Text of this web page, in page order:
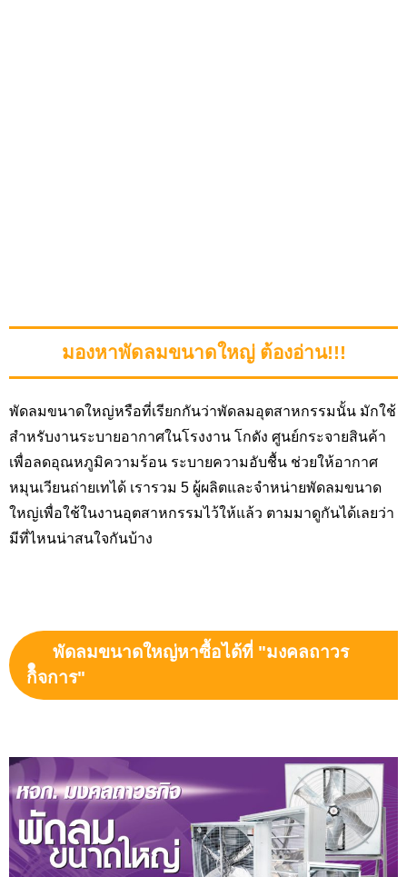
มองหาพัดลมขนาดใหญ่ ต้องอ่าน!!!
พัดลมขนาดใหญ่หรือที่เรียกกันว่าพัดลมอุตสาหกรรมนั้น มักใช้
สำหรับงานระบายอากาศในโรงงาน โกดัง ศูนย์กระจายสินค้า
เพื่อลดอุณหภูมิความร้อน ระบายความอับชื้น ช่วยให้อากาศ
หมุนเวียนถ่ายเทได้ เรารวม 5 ผู้ผลิตและจำหน่ายพัดลมขนาด
ใหญ่เพื่อใช้ในงานอุตสาหกรรมไว้ให้แล้ว ตามมาดูกันได้เลยว่า
มีที่ไหนน่าสนใจกันบ้าง
พัดลมขนาดใหญ่หาซื้อได้ที่ "มงคลถาวร
กิจการ"